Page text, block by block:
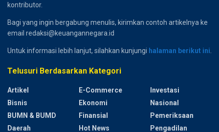
kontributor.
Bagi yang ingin bergabung menulis, kirimkan contoh artikelnya ke
email redaksi@keuangannegara.id
Untuk informasi lebih lanjut, silahkan kunjungi halaman berikut ini
Telusuri Berdasarkan Kategori
Artikel
Bisnis
BUMN & BUMD
Daerah
E-Commerce
Ekonomi
Finansial
Hot News
Investasi
Nasional
Pemeriksaan
Pengadilan